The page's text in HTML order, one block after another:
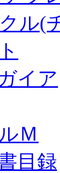
ル(
イア
Ｍ
目録